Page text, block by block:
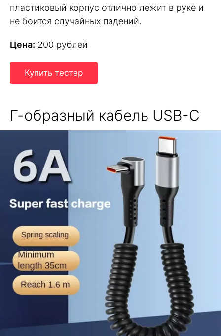
пластиковый корпус отлично лежит в руке и
не боится случайных падений.
Цена: 200 рублей
Купить тестер
Г-образный кабель USB-C